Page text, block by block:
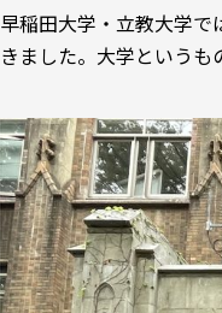
早稲田大学・立教大学
きました。大学というも